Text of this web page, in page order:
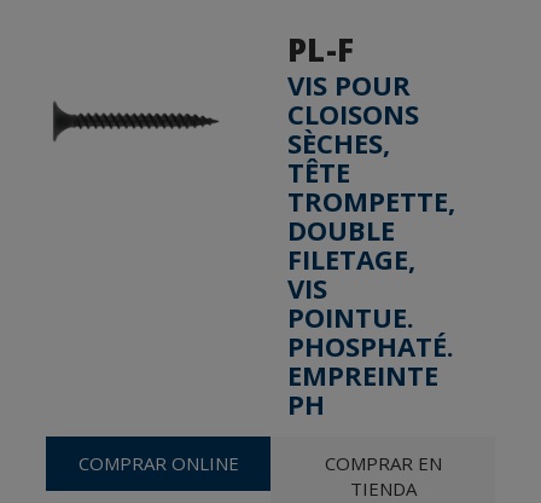
PL-F
VIS POUR
CLOISONS
SÈCHES,
TÊTE
TROMPETTE,
DOUBLE
FILETAGE,
VIS
POINTUE.
PHOSPHATÉ.
EMPREINTE
PH
COMPRAR ONLINE
COMPRAR EN
TIENDA